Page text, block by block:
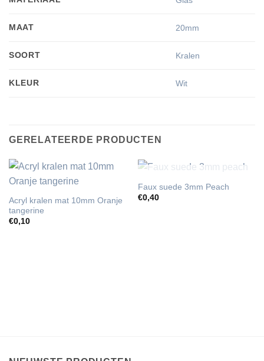
MAAT 20mm
SOORT Kralen
KLEUR Wit
GERELATEERDE PRODUCTEN
Acryl kralen mat 10mm Oranje
tangerine
€0,10
UITVERKOCHT
Faux suede 3mm Peach
€0,40